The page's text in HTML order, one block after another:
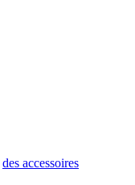
des accessoires